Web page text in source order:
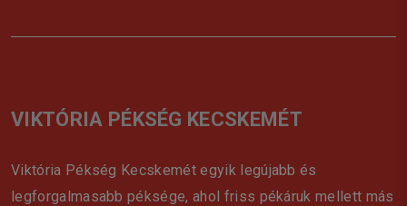
VIKTÓRIA PÉKSÉG KECSKEMÉT
Viktória Pékség Kecskemét egyik legújabb és
legforgalmasabb péksége, ahol friss pékáruk mellett más